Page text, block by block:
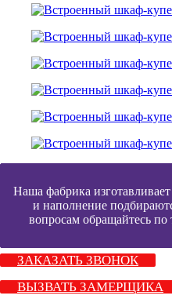
Наша фабрика
и наполнение
вопросам обращайтесь по
ЗАКАЗАТЬ ЗВОНОК
ВЫЗВАТЬ ЗАМЕРЩИКА